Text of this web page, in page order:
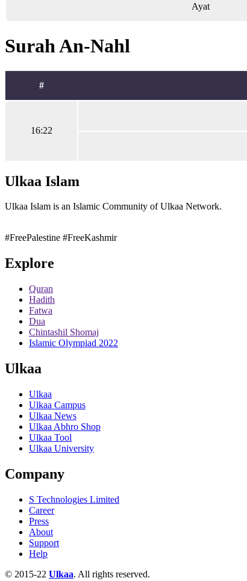
Ayat
Surah An-Nahl
#
16:22
Ulkaa Islam
Ulkaa Islam is an Islamic Community of Ulkaa Network.
#FreePalestine #FreeKashmir
Explore
Quran
Hadith
Fatwa
Dua
Chintashil Shomaj
Islamic Olympiad 2022
Ulkaa
Ulkaa
Ulkaa Campus
Ulkaa News
Ulkaa Abhro Shop
Ulkaa Tool
Ulkaa University
Company
S Technologies Limited
Career
Press
About
Support
Help
© 2015-22 Ulkaa. All rights reserved.